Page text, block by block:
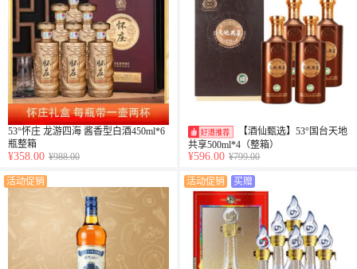
53°怀庄 龙游四海 酱香型白酒450ml*6
瓶整箱
¥358.00 ¥988.00
【酒仙甄选】53°国台天地
共享500ml*4（整箱）
¥596.00 ¥799.00
活动促销 活动促销 买赠